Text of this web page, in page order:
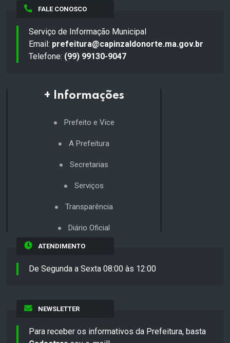
FALE CONOSCO
Serviço de Informação Municipal
Email: prefeitura@capinzaldonorte.ma.gov.br
Telefone: (99) 99130-9047
+ Informações
Prefeito e Vice
A Prefeitura
Secretarias
Serviços
Transparência
Diário Oficial
ATENDIMENTO
De Segunda a Sexta 08:00 às 12:00
NEWSLETTER
Para receber os informativos da Prefeitura, basta